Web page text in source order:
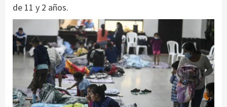
de 11 y 2 años.